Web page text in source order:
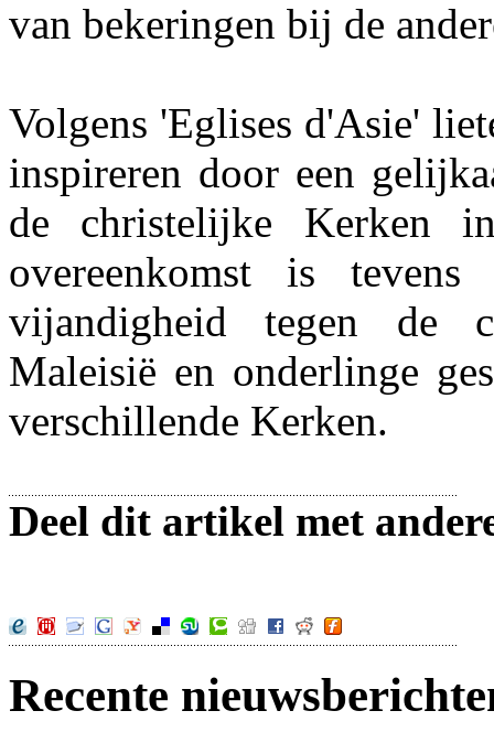
van bekeringen bij de
Volgens 'Eglises d'Asie'
inspireren door een
de christelijke Kerken
overeenkomst is
vijandigheid tegen de
Maleisië en onderlinge
verschillende Kerken.
Deel dit artikel met
Recente